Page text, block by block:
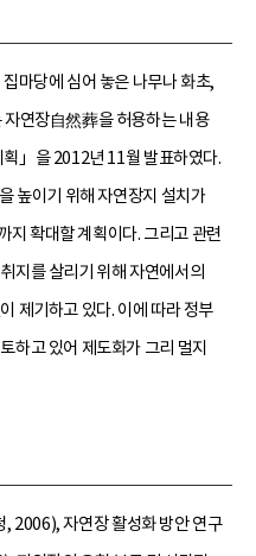
마당에 심어 놓은 나무나 화초,
연장自然葬을 허용하는 내용
」을 2012년 11월 발표하였다.
높이기 위해 자연장지 설치가
확대할 계획이다. 그리고 관련
지를 살리기 위해 자연에서의
제기하고 있다. 이에 따라 정부
하고 있어 제도화가 그리 멀지
2006), 자연장 활성화 방안 연구